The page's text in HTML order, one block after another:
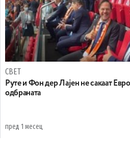
СВЕТ
Руте и Фон дер Лајен не сакаат
одбраната
пред 1 месец